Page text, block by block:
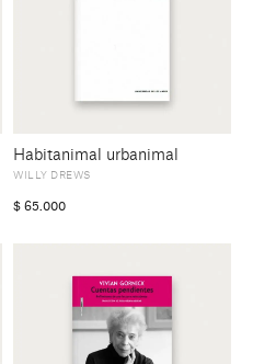
Habitanimal urbanimal
WILLY DREWS
$ 65.000